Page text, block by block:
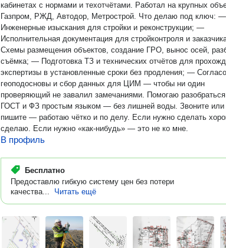
кабинетах с нормами и техотчётами. Работал на крупных объектах:
Газпром, РЖД, Автодор, Метрострой. Что делаю под ключ: —
Инженерные изыскания для стройки и реконструкции; —
Исполнительная документация для стройконтроля и
Схемы размещения объектов, создание ГРО, вынос осей,
съёмка; — Подготовка ТЗ и технических отчётов для
экспертизы в установленные сроки без продления; —
геоподосновы и сбор данных для ЦИМ — чтобы ни один
проверяющий не завалил замечаниями. Помогаю разобраться с СП,
ГОСТ и ФЗ простым языком — без лишней воды. Звоните или
пишите — работаю чётко и по делу. Если нужно сделать
сделаю. Если нужно «как-нибудь» — это не ко мне.
В профиль
Бесплатно
Предоставлю гибкую систему цен без потери
качества...
Читать ещё